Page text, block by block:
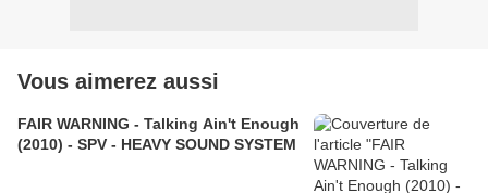
Vous aimerez aussi
FAIR WARNING - Talking Ain't Enough
(2010) - SPV - HEAVY SOUND SYSTEM